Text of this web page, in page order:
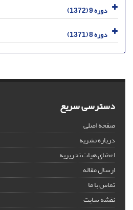
دوره 9 (1372)
دوره 8 (1371)
دسترسی سریع
صفحه اصلی
درباره نشریه
اعضای هیات تحریریه
ارسال مقاله
تماس با ما
نقشه سایت